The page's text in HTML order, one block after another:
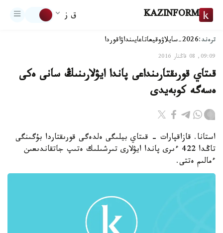
KAZINFORM ق ز
ترەند:2026-سايلاۋ وقيعاتاعايىنداۋاقوردا
09:09, 08 قاڭتار 2016
قىتاي قورىقتارىنداعى پاندا ايۋلارىنىڭ سانى ەكى
ەسەگە كوبەيدى
استانا. قازاقپارات - قىتاي بيلىگى ەلدەگى قورىقتاردا بۇگىنگى
تاڭدا 422 ءىرى پاندا ايۋلارى تىرشىلىك ەتىپ جاتقاندىعىن
ءمالىم ەتتى.